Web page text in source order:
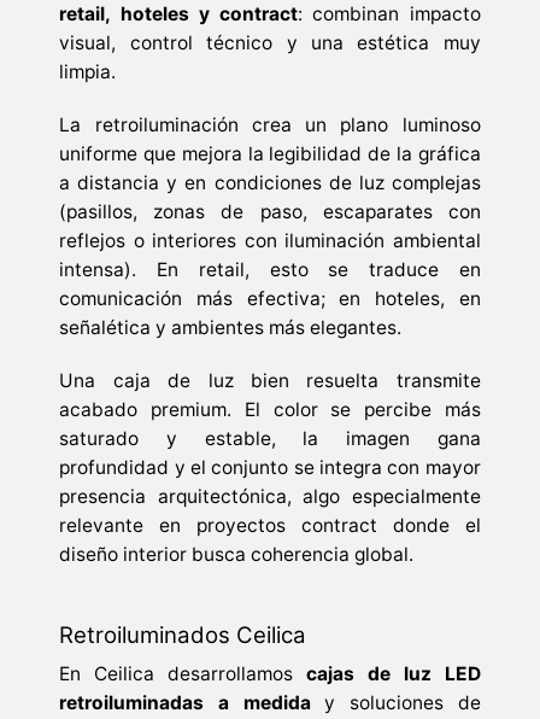
retail, hoteles y contract: combinan impacto
visual, control técnico y una estética muy
limpia.
La retroiluminación crea un plano luminoso
uniforme que mejora la legibilidad de la gráfica
a distancia y en condiciones de luz complejas
(pasillos, zonas de paso, escaparates con
reflejos o interiores con iluminación ambiental
intensa). En retail, esto se traduce en
comunicación más efectiva; en hoteles, en
señalética y ambientes más elegantes.
Una caja de luz bien resuelta transmite
acabado premium. El color se percibe más
saturado y estable, la imagen gana
profundidad y el conjunto se integra con mayor
presencia arquitectónica, algo especialmente
relevante en proyectos contract donde el
diseño interior busca coherencia global.
Retroiluminados Ceilica
En Ceilica desarrollamos cajas de luz LED
retroiluminadas a mediday soluciones de